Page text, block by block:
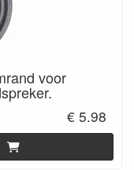
voor
€ 5.98